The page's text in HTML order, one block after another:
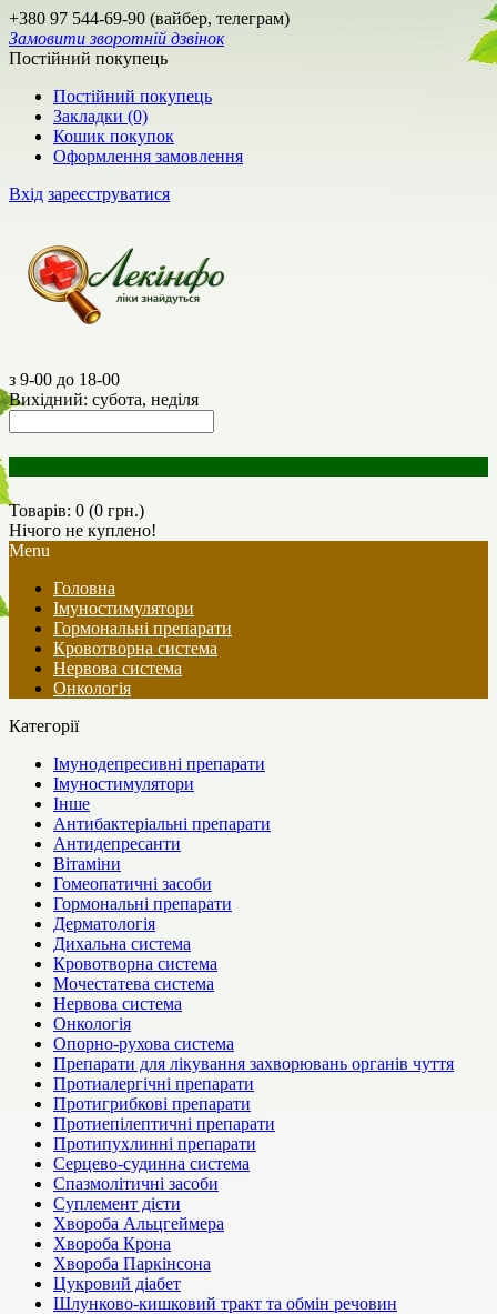
+380 97 544-69-90 (вайбер, телеграм)
Замовити зворотній дзвінок
Постійний покупець
Постійний покупець
Закладки (0)
Кошик покупок
Оформлення замовлення
Вхід зареєструватися
з 9-00 до 18-00
Вихідний: субота, неділя
Товарів: 0 (0 грн.)
Нічого не куплено!
Menu
Головна
Імуностимулятори
Гормональні препарати
Кровотворна система
Нервова система
Онкологія
Категорії
Імунодепресивні препарати
Імуностимулятори
Інше
Антибактеріальні препарати
Антидепресанти
Вітаміни
Гомеопатичні засоби
Гормональні препарати
Дерматологія
Дихальна система
Кровотворна система
Мочестатева система
Нервова система
Онкологія
Опорно-рухова система
Препарати для лікування захворювань органів чуття
Протиалергічні препарати
Протигрибкові препарати
Протиепілептичні препарати
Протипухлинні препарати
Серцево-судинна система
Спазмолітичні засоби
Суплемент дієти
Хвороба Альцгеймера
Хвороба Крона
Хвороба Паркінсона
Цукровий діабет
Шлунково-кишковий тракт та обмін речовин